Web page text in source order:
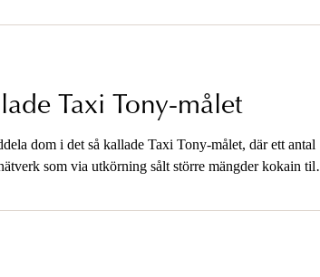
Taxi Tony-målet
dom i det så kallade Taxi Tony-målet, där ett antal
som via utkörning sålt större mängder kokain till